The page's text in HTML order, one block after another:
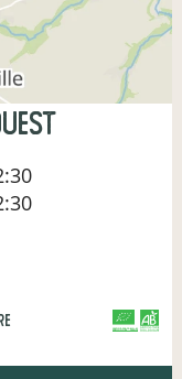
CERTIFIÉ PAR FR-BIO-01
AGRICULTURE FRANCE